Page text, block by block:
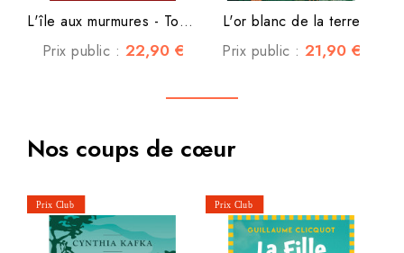
L'île aux murmures - Tome 1...
Prix public : 22,90 €
L'or blanc de la terre
Prix public : 21,90 €
Nos coups de cœur